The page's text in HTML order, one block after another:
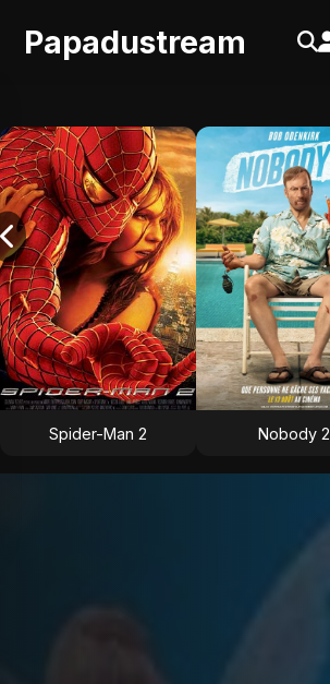
Papadustream
Spider-Man 2 Nobody 2